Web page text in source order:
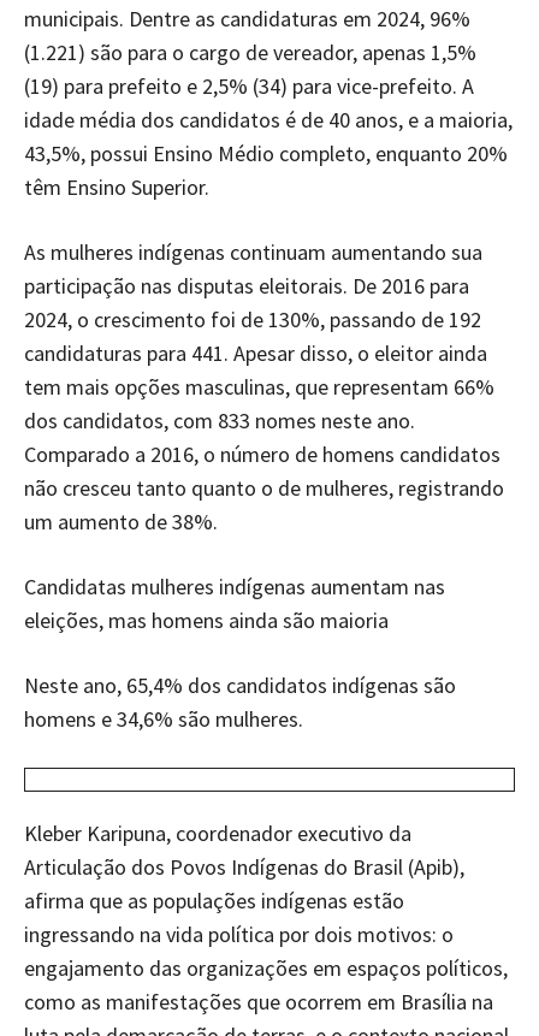
municipais. Dentre as candidaturas em 2024, 96%
(1.221) são para o cargo de vereador, apenas 1,5%
(19) para prefeito e 2,5% (34) para vice-prefeito. A
idade média dos candidatos é de 40 anos, e a maioria,
43,5%, possui Ensino Médio completo, enquanto 20%
têm Ensino Superior.
As mulheres indígenas continuam aumentando sua
participação nas disputas eleitorais. De 2016 para
2024, o crescimento foi de 130%, passando de 192
candidaturas para 441. Apesar disso, o eleitor ainda
tem mais opções masculinas, que representam 66%
dos candidatos, com 833 nomes neste ano.
Comparado a 2016, o número de homens candidatos
não cresceu tanto quanto o de mulheres, registrando
um aumento de 38%.
Candidatas mulheres indígenas aumentam nas
eleições, mas homens ainda são maioria
Neste ano, 65,4% dos candidatos indígenas são
homens e 34,6% são mulheres.
Kleber Karipuna, coordenador executivo da
Articulação dos Povos Indígenas do Brasil (Apib),
afirma que as populações indígenas estão
ingressando na vida política por dois motivos: o
engajamento das organizações em espaços políticos,
como as manifestações que ocorrem em Brasília na